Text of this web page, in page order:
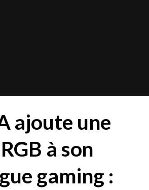
ajoute une
à son
gaming :